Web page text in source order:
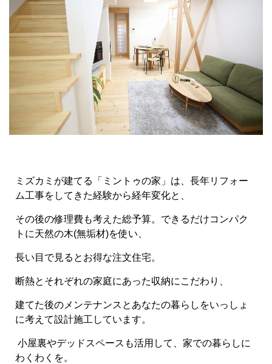
ミズカミが建てる「ミントゥの家」は、長年リフォー
ム工事をしてきた経験から経年変化と、
その後の修理費も考えた総予算。できるだけコンパク
トに天然の木(無垢材)を使い、
長い目で見るとお得な注文住宅。
断熱とそれぞれの家庭にあった収納にこだわり、
建てた後のメンテナンスとあなたの暮らしをいっしょ
に考えて設計施工しています。
小屋裏やデッドスペースも活用して、家での暮らしに
わくわくを。